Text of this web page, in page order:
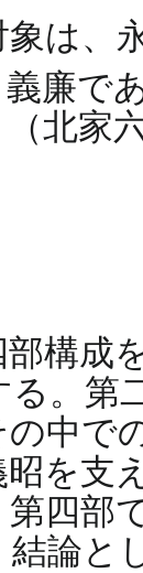
は、
廉で
北家
構成
。第
の中
を支
四部
論と